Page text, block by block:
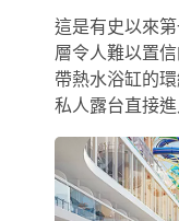
這是有史以來
層令人難以置
帶熱水浴缸的
私人露台直接